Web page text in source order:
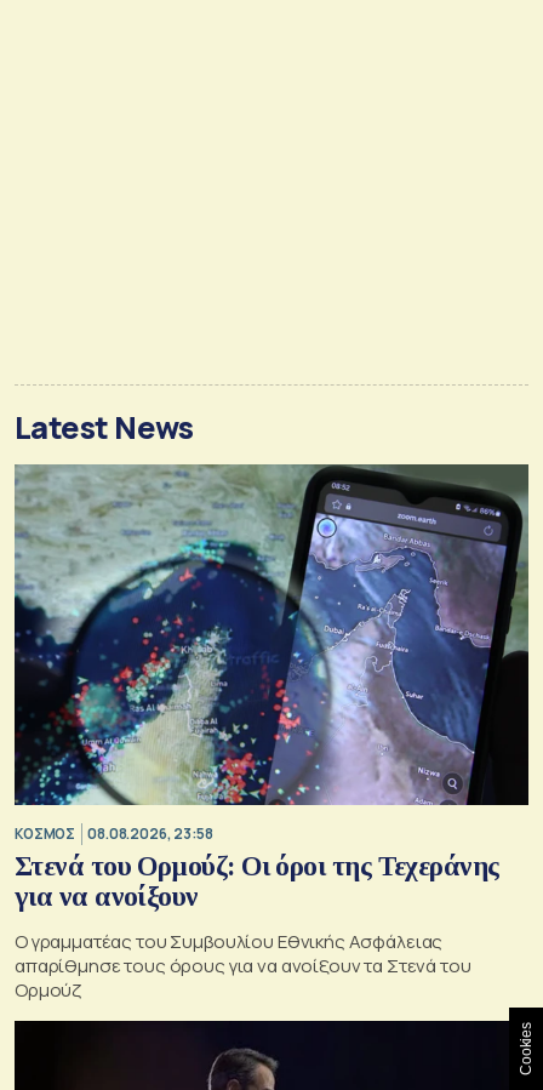
Latest News
ΚΟΣΜΟΣ 08.08.2026, 23:58
Στενά του Ορμούζ: Οι όροι της Τεχεράνης
για να ανοίξουν
Ο γραμματέας του Συμβουλίου Εθνικής Ασφάλειας
απαρίθμησε τους όρους για να ανοίξουν τα Στενά του
Ορμούζ
Cookies